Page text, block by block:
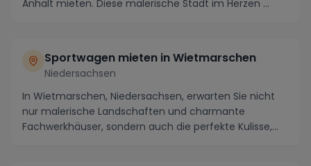
Anhalt mieten. Diese malerische Stadt im Herzen ...
Sportwagen mieten in Wietmarschen
Niedersachsen
In Wietmarschen, Niedersachsen, erwarten Sie nicht
nur malerische Landschaften und charmante
Fachwerkhäuser, sondern auch die perfekte Kulisse,